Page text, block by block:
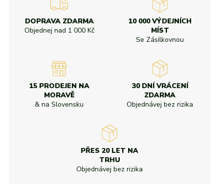
DOPRAVA ZDARMA
Objednej nad 1 000 Kč
10 000 VÝDEJNÍCH
MÍST
Se Zásilkovnou
15 PRODEJEN NA
MORAVĚ
& na Slovensku
30 DNÍ VRÁCENÍ
ZDARMA
Objednávej bez rizika
PŘES 20 LET NA
TRHU
Objednávej bez rizika